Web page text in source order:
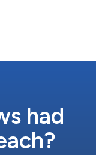
了全面評估：材料健
會公平。該認證不僅
和Green Star（澳
術創造的「三大社會
我們的浮法和鍍膜玻
，並曾於2022年獲
had